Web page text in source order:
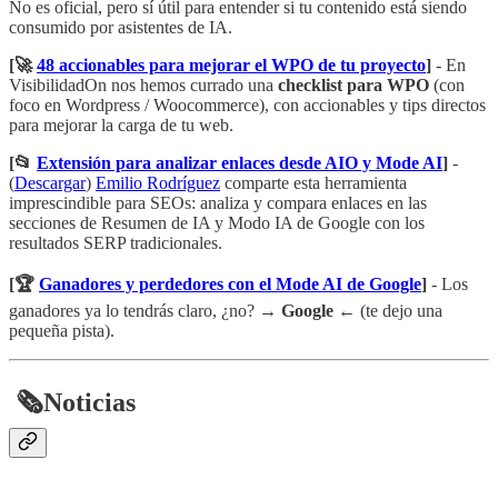
No es oficial, pero sí útil para entender si tu contenido está siendo
consumido por asistentes de IA.
[🚀48 accionables para mejorar el WPO de tu proyecto] - En
VisibilidadOn nos hemos currado una checklist para WPO (con
foco en Wordpress / Woocommerce), con accionables y tips directos
para mejorar la carga de tu web.
[📂 Extensión para analizar enlaces desde AIO y Mode AI] -
(Descargar) Emilio Rodríguez comparte esta herramienta
imprescindible para SEOs: analiza y compara enlaces en las
secciones de Resumen de IA y Modo IA de Google con los
resultados SERP tradicionales.
[🏆 Ganadores y perdedores con el Mode AI de Google] - Los
ganadores ya lo tendrás claro, ¿no? → Google ← (te dejo una
pequeña pista).
🗞️Noticias